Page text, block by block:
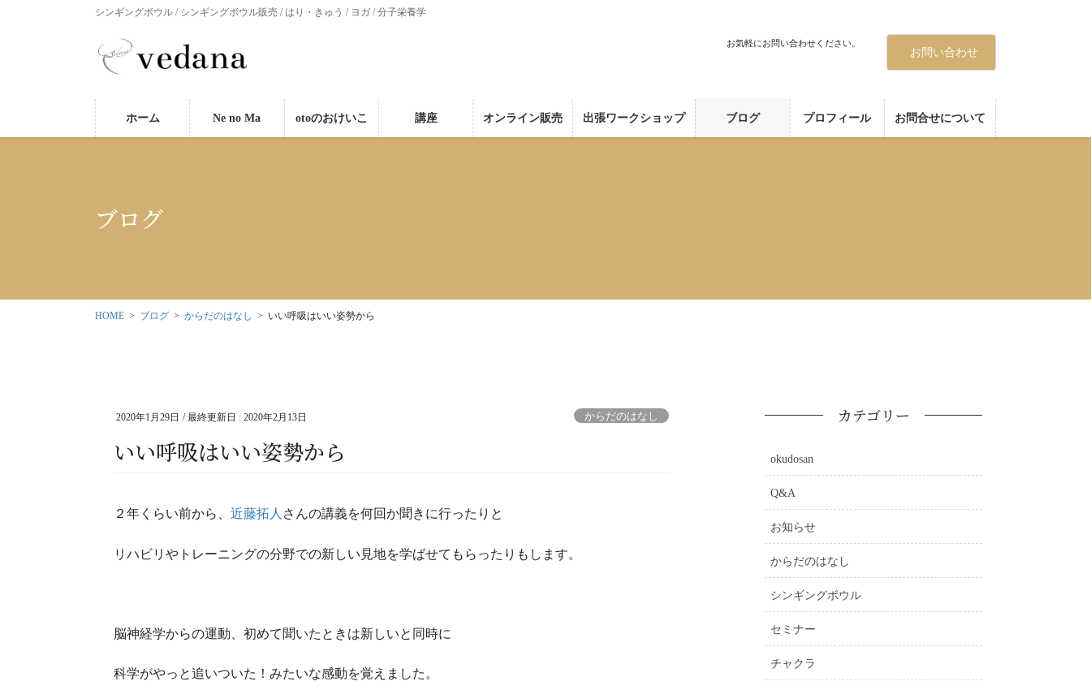
シンギングボウル / シンギングボウル販売 / はり・きゅう / ヨガ / 分子栄養学
お気軽にお問い合わせください。
お問い合わせ
ホーム Ne no Ma otoのおけいこ 講座 オンライン販売 出張ワークショップ ブログ プロフィール お問合せについて
ブログ
HOME ブログ からだのはなし いい呼吸はいい姿勢から
2020年1月29日 / 最終更新日 :2020年2月13日 からだのはなし
いい呼吸はいい姿勢から
２年くらい前から、近藤拓人 さんの講義を何回か聞きに行ったりと
リハビリやトレーニングの分野での新しい見地を学ばせてもらったりもします。
脳神経学からの運動、初めて聞いたときは新しいと同時に
科学がやっと追いついた！みたいな感動を覚えました。
カテゴリー
okudosan
Q&A
お知らせ
からだのはなし
シンギングボウル
セミナー
チャクラ